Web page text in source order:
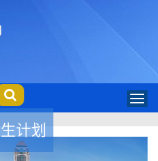
计划